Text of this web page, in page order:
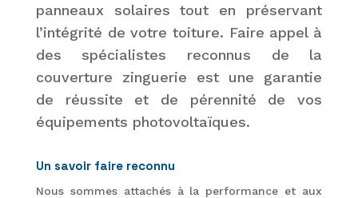
panneaux solaires tout en préservant
l’intégrité de votre toiture. Faire appel à
des spécialistes reconnus de la
couverture zinguerie est une garantie
de réussite et de pérennité de vos
équipements photovoltaïques.
Un savoir faire reconnu
Nous sommes attachés à la performance et aux